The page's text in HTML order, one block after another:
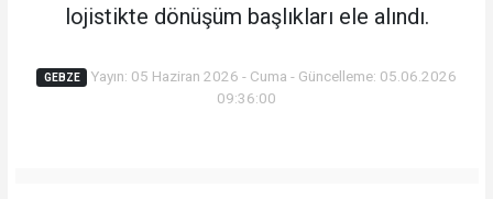
lojistikte dönüşüm başlıkları ele alındı.
GEBZE
Yayın: 05 Haziran 2026 - Cuma - Güncelleme: 05.06.2026
09:36:00